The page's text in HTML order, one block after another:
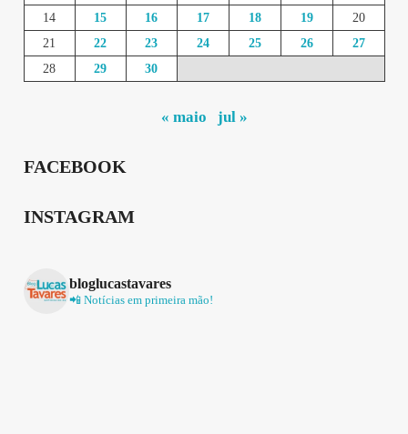
14
15 16 17 18 19
20
21
22 23 24 25 26
27
28
29 30
« maio jul »
FACEBOOK
INSTAGRAM
bloglucastavares
📲 Notícias em primeira mão!